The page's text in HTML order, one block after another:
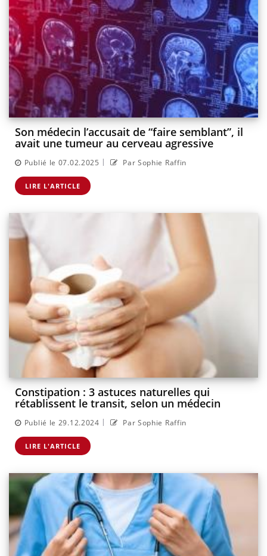
Son médecin l’accusait de “faire semblant”, il
avait une tumeur au cerveau agressive
Publié le 07.02.2025 | Par Sophie Raffin
LIRE L'ARTICLE
Constipation : 3 astuces naturelles qui
rétablissent le transit, selon un médecin
Publié le 29.12.2024 | Par Sophie Raffin
LIRE L'ARTICLE